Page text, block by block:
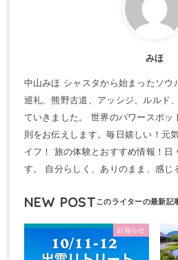
みほ
中山みほ シャスタから始まったソウ
巡礼、熊野古道、アッシジ、ルルド
ていきました。 世界のパワースポッ
則をお伝えします。毎日嬉しい！元
イフ！ 旅の体験とおすすめ情報！日
す。 自分らしく、ありのまま、感じ
NEW POST
お知らせ